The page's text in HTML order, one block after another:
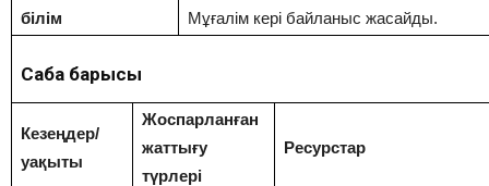
білім
Мұғалім кері байланыс жасайды.
Сабақ барысы
Кезеңдер/
уақыты
Жоспарланған
жаттығу
түрлері
Ресурстар